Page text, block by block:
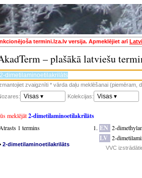
termini.lza.lv versija. Apmeklējiet arī
– plašākā latviešu
zvaigznīti * vārda daļu meklēšanai (piemēram,
Visas ▾ Kolekcijas: Visas ▾
meklējāt2-dimetilaminoetilakrilāts
Atrasts 1 termins
2-dimetilaminoetilakrilāts
EN 2-
LV 2-
VVC